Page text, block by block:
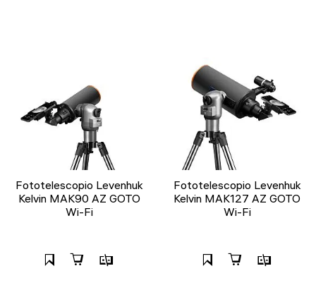
Fototelescopio Levenhuk
Kelvin MAK90 AZ GOTO
Wi-Fi
Fototelescopio Levenhuk
Kelvin MAK127 AZ GOTO
Wi-Fi